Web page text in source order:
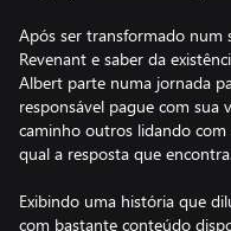
Após ser transformado num
Revenant e saber da
Albert parte numa jornada
responsável pague com sua
caminho outros lidando
qual a resposta que
Exibindo uma história que
com bastante conteúdo